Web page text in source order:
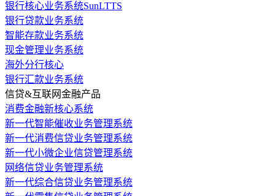
银行核心业务系统SunLTTS
银行贷款业务系统
智能存款业务系统
现金管理业务系统
海外分行核心
银行汇款业务系统
信贷&互联网金融产品
消费金融新核心系统
新一代智能催收业务管理系统
新一代消费信贷业务管理系统
新一代小微企业信贷管理系统
网络信贷业务管理系统
新一代综合信贷业务管理系统